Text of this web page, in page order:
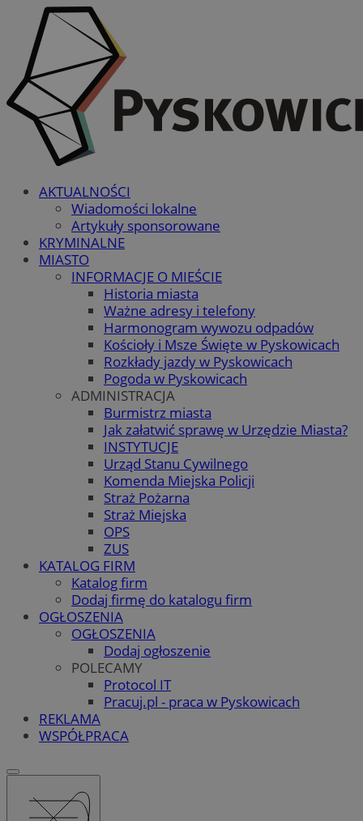
AKTUALNOŚCI
Wiadomości lokalne
Artykuły sponsorowane
KRYMINALNE
MIASTO
INFORMACJE O MIEŚCIE
Historia miasta
Ważne adresy i telefony
Harmonogram wywozu odpadów
Kościoły i Msze Święte w Pyskowicach
Rozkłady jazdy w Pyskowicach
Pogoda w Pyskowicach
ADMINISTRACJA
Burmistrz miasta
Jak załatwić sprawę w Urzędzie Miasta?
INSTYTUCJE
Urząd Stanu Cywilnego
Komenda Miejska Policji
Straż Pożarna
Straż Miejska
OPS
ZUS
KATALOG FIRM
Katalog firm
Dodaj firmę do katalogu firm
OGŁOSZENIA
OGŁOSZENIA
Dodaj ogłoszenie
POLECAMY
Protocol IT
Pracuj.pl - praca w Pyskowicach
REKLAMA
WSPÓŁPRACA